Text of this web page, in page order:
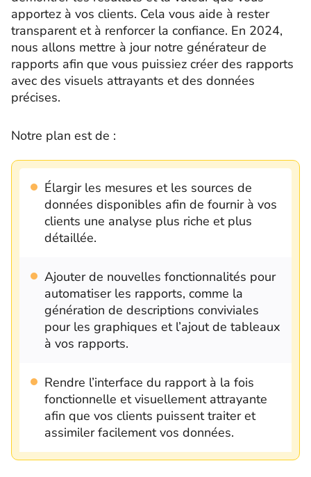
apportez à vos clients. Cela vous aide à rester
transparent et à renforcer la confiance. En 2024,
nous allons mettre à jour notre générateur de
rapports afin que vous puissiez créer des rapports
avec des visuels attrayants et des données
précises.
Notre plan est de :
Élargir les mesures et les sources de
données disponibles afin de fournir à vos
clients une analyse plus riche et plus
détaillée.
Ajouter de nouvelles fonctionnalités pour
automatiser les rapports, comme la
génération de descriptions conviviales
pour les graphiques et l’ajout de tableaux
à vos rapports.
Rendre l’interface du rapport à la fois
fonctionnelle et visuellement attrayante
afin que vos clients puissent traiter et
assimiler facilement vos données.